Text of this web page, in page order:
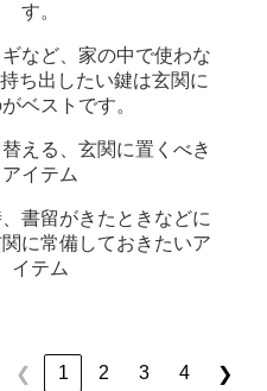
す。
など、家の中で使わな
ち出したい鍵は玄関に
ベストです。
える、玄関に置くべき
アイテム
書留がきたときなどに
に常備しておきたいア
イテム
❮ 1 2 3 4 ❯